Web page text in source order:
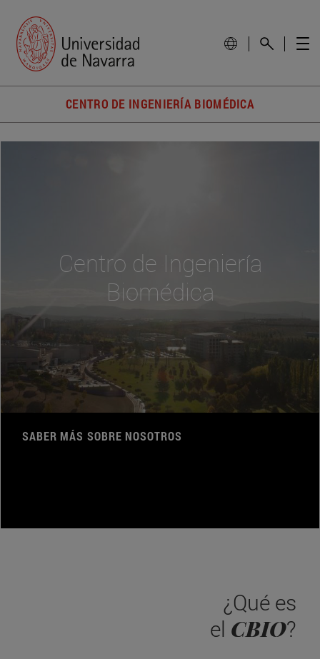
CENTRO DE INGENIERÍA BIOMÉDICA
Centro de Ingeniería
Biomédica
SABER MÁS SOBRE NOSOTROS
¿Qué es
el CBIO?